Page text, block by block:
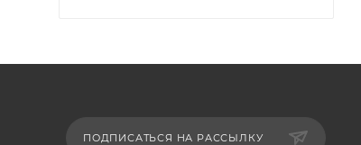
ПОДПИСАТЬСЯ НА РАССЫЛКУ